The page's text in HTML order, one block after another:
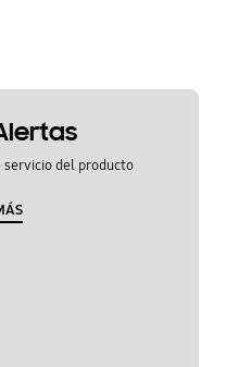
servicio del producto